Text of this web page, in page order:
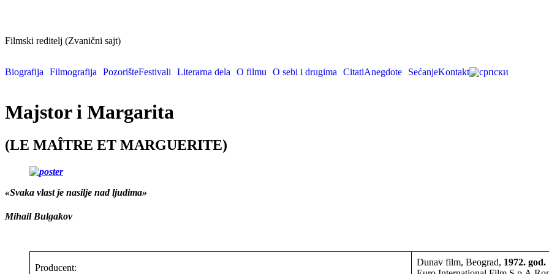
Filmski reditelj (Zvanični sajt)
Biografija Filmografija PozorišteFestivali Literarna dela O filmu O sebi i drugima CitatiAnegdote SećanjeKontakt
Majstor i Margarita
(LE MAÎTRE ET MARGUERITE)
«Svaka vlast je nasilje nad ljudima»
Mihail Bulgakov
Producent:
Dunav film, Beograd, 1972. god.